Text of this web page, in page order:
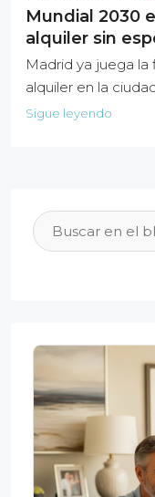
Mundial 2030
alquiler sin
Madrid ya juega la
alquiler en la
Sigue leyendo